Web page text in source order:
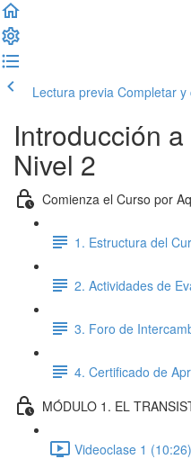
Lectura previa Completar y
Introducción
Nivel 2
Comienza el Curso por
1. Estructura del
2. Actividades de
3. Foro de
4. Certificado de
MÓDULO 1. EL
Videoclase 1 (10:26)